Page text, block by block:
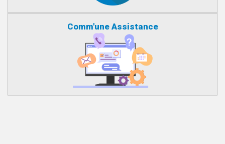
Comm'une Assistance